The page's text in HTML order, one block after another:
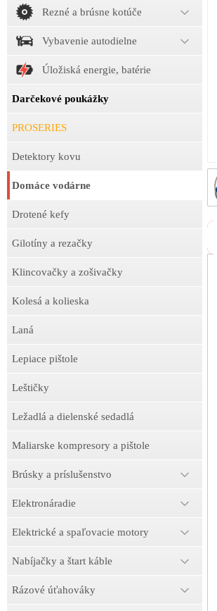
Rezné a brúsne kotúče
Vybavenie autodielne
Úložiská energie, batérie
Darčekové poukážky
PROSERIES
Detektory kovu
Domáce vodárne
Drotené kefy
Gilotíny a rezačky
Klincovačky a zošivačky
Kolesá a kolieska
Laná
Lepiace pištole
Leštičky
Ležadlá a dielenské sedadlá
Maliarske kompresory a pištole
Brúsky a príslušenstvo
Elektronáradie
Elektrické a spaľovacie motory
Nabíjačky a štart káble
Rázové úťahováky